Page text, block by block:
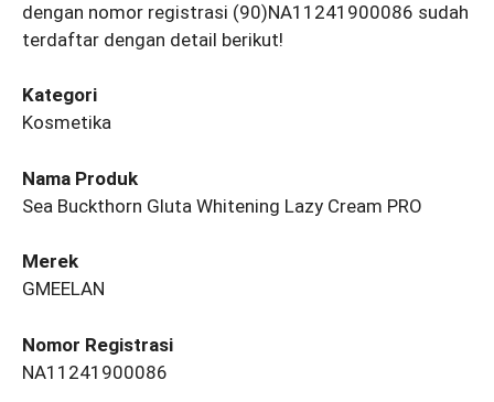
dengan nomor registrasi (90)NA11241900086 sudah
terdaftar dengan detail berikut!
Kategori
Kosmetika
Nama Produk
Sea Buckthorn Gluta Whitening Lazy Cream PRO
Merek
GMEELAN
Nomor Registrasi
NA11241900086